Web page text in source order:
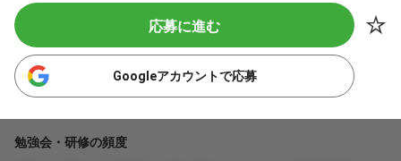
応募に進む
Googleアカウントで応募
勉強会・研修の頻度